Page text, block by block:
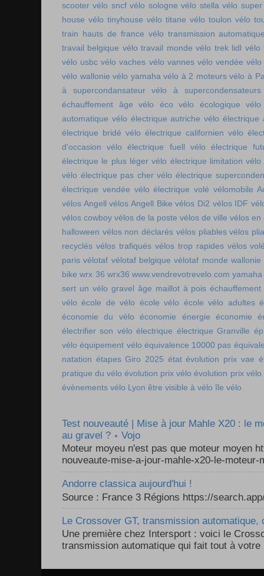
scooter vélo sncf vélo sologne vélo stella vélo
house vélo tinyhouse vélo titane vélo toulon vélo
train hauts de france vélo transmission
travail belgique vélo travail monde vélo trek lidl vélo
vélo usbc vélo vaches vélo vannes vélo vendée vélo
vélo wallonie vélo yamaha vélo à 2 moteurs vélo à
à supercondansateur
vélo à supercondensateurs
échauffement âge
vélo éco vélo écologique
automatique vélo électrique autriche vélo électrique
électrique bridé vélo électrique californien vélo
d'occasion
vélo électrique fuell
vélo électrique
électrique le plus léger vélo électrique limitation vélo
vélo électrique pas cher vélo électrique
électrique vendée vélo électrique volé vélomobile
vélos Angell vélos Angell Bike vélos Di2 vélos IDF
vélos cowboy vélos de la poste vélos de ville vélos en
halloween vélos non déclarés vélos pliables vélos
recyclés vélos trafiqués vélos trop rapides vélos
paris vélotaf vélotaf belgique vélotaf monde wallonie
bike wrx 36 wrx36 www.vendrevotrevelo.com
sert un vélo gravel âge maillot à pois
vélo école de vélo école vélo école vélo adultes
économie du vélo
économie énergie
économie
électrifier son vélo électrique électrique Granville
vélo équipement vélo équivalence 10000 pas
natation étapes Giro 2025 état évolution prix vae
pratique du vélo évolution prix vélo évolution prix
évènements vélo Lyon être visible à vélo île vélo
Test nouveauté | Mise à jour Mahle X20 : le
au gravel ? ⋆ Vojo
Moteur moyeu n'est pas que moteur moyen
nouveaute-mise-a-jour-mahle-x20-le-
Andorre classica aujourd'hui !
Source : France 3 Régions https://
Le Crossover GT, transmission automatique,
Une première chez Intersport : voici le
transmission automatique qui fait tout à